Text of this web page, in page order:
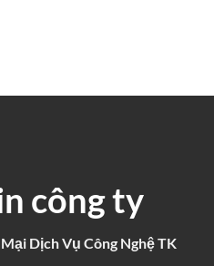
công ty
Dịch Vụ Công Nghệ TK